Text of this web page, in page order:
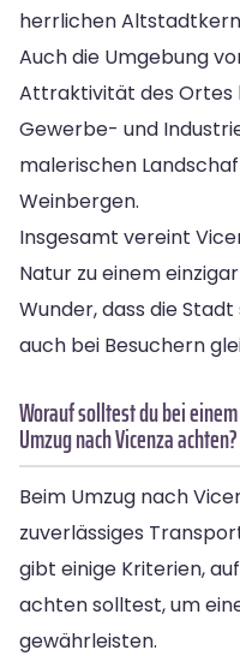
herrlichen
Auch die Umgebung
Attraktivität des Ortes
Gewerbe- und
malerischen
Weinbergen.
Insgesamt vereint
Natur zu einem
Wunder, dass die
auch bei Besuchern
Worauf solltest du bei
Umzug nach Vicenza achten?
Beim Umzug nach
zuverlässiges
gibt einige Kriterien,
achten solltest, um
gewährleisten.